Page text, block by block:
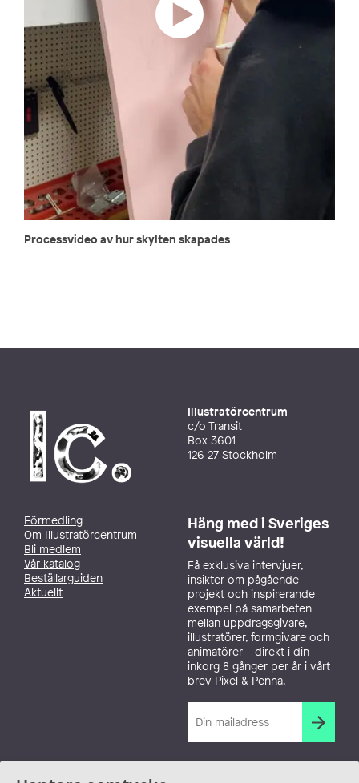
Processvideo av hur skylten skapades
Illustratörcentrum
c/o Transit
Box 3601
126 27 Stockholm
Förmedling
Om Illustratörcentrum
Bli medlem
Vår katalog
Beställarguiden
Aktuellt
Häng med i Sveriges
visuella värld!
Få exklusiva intervjuer,
insikter om pågående
projekt och inspirerande
exempel på samarbeten
mellan uppdragsgivare,
illustratörer, formgivare och
animatörer – direkt i din
inkorg 8 gånger per år i vårt
brev Pixel & Penna.